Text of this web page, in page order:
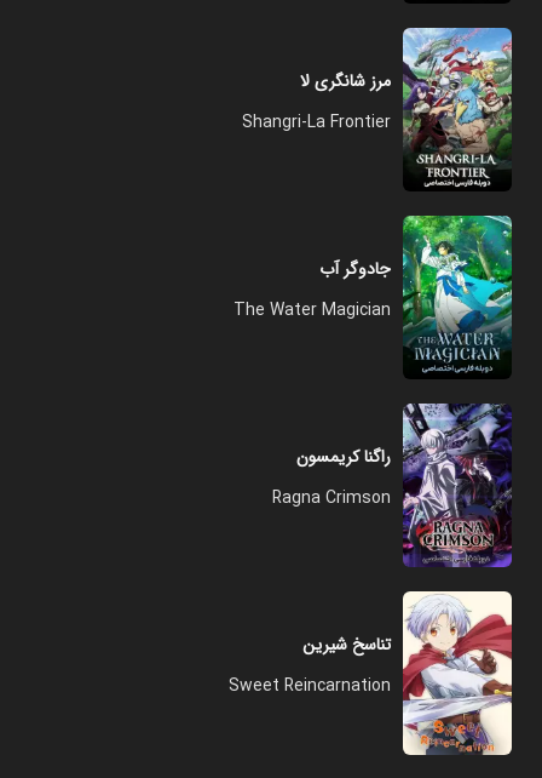
مرز شانگری لا
Shangri-La Frontier
جادوگر آب
The Water Magician
راگنا کریمسون
Ragna Crimson
تناسخ شیرین
Sweet Reincarnation